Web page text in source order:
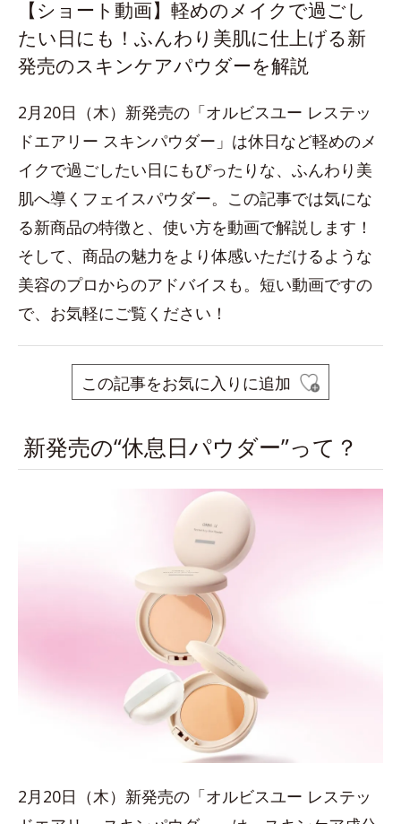
【ショート動画】軽めのメイクで過ごし
たい日にも！ふんわり美肌に仕上げる新
発売のスキンケアパウダーを解説
2月20日（木）新発売の「オルビスユー レステッ
ドエアリー スキンパウダー」は休日など軽めのメ
イクで過ごしたい日にもぴったりな、ふんわり美
肌へ導くフェイスパウダー。この記事では気にな
る新商品の特徴と、使い方を動画で解説します！
そして、商品の魅力をより体感いただけるような
美容のプロからのアドバイスも。短い動画ですの
で、お気軽にご覧ください！
この記事をお気に入りに追加
新発売の“休息日パウダー”って？
2月20日（木）新発売の「オルビスユー レステッ